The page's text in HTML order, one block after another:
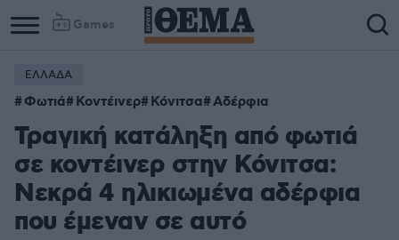
Games
Column
1
Column
2
ΕΛΛΑΔΑ
Φωτιά Κοντέινερ Κόνιτσα Αδέρφια
Τραγική κατάληξη από φωτιά
σε κοντέινερ στην Κόνιτσα:
Νεκρά 4 ηλικιωμένα αδέρφια
που έμεναν σε αυτό